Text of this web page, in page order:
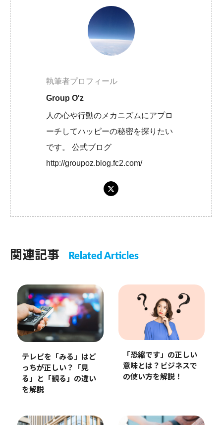
執筆者プロフィール
Group O'z
人の心や行動のメカニズムにアプロ
ーチしてハッピーの秘密を探りたい
です。 公式ブログ
http://groupoz.blog.fc2.com/
関連記事 Related Articles
テレビを「みる」はど
っちが正しい？「見
る」と「観る」の違い
を解説
「恐縮です」の正しい
意味とは？ビジネスで
の使い方を解説！